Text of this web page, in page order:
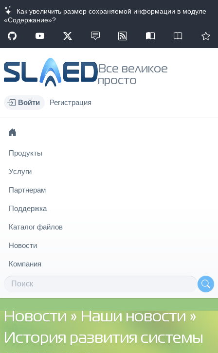
Как увеличить размер сохраняемой информации в модуле
«Содержание»?
Все великое
просто
Войти Регистрация
Продукты
Услуги
Партнерам
Поддержка
Каталог файлов
Новости
Компания
Новости » Наши новости »
История развития системы